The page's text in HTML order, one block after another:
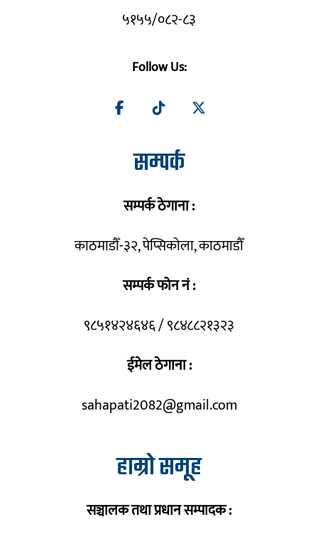
५१५५/०८२-८३
Follow Us:
सम्पर्क
सम्पर्क ठेगाना :
काठमाडौँ-३२, पेप्सिकोला, काठमाडौँ
सम्पर्क फोन नं :
९८५१४२४६४६ / ९८४८८२१३२३
ईमेल ठेगाना :
sahapati2082@gmail.com
हाम्रो समूह
सञ्चालक तथा प्रधान सम्पादक :